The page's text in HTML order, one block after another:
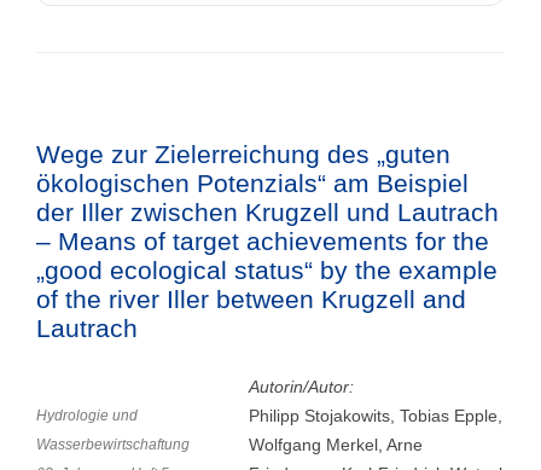
Wege zur Zielerreichung des „guten
ökologischen Potenzials“ am Beispiel
der Iller zwischen Krugzell und Lautrach
– Means of target achievements for the
„good ecological status“ by the example
of the river Iller between Krugzell and
Lautrach
Hydrologie und
Wasserbewirtschaftung
Autorin/Autor:
Philipp Stojakowits, Tobias Epple,
Wolfgang Merkel, Arne